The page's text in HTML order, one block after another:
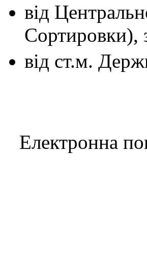
від
Сортировки),
від ст.м.
Електронна